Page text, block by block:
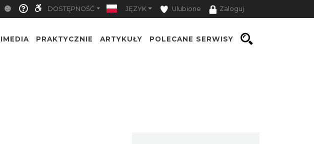
DOSTĘPNOŚĆ JĘZYK Ulubione Zaloguj
PRAKTYCZNIE ARTYKUŁY POLECANE SERWISY